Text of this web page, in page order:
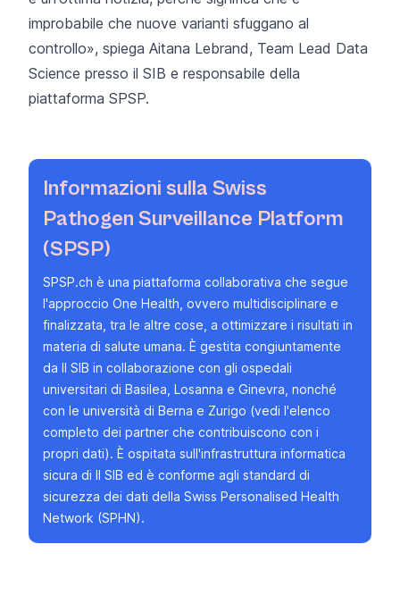
Informazioni sulla Swiss
Pathogen Surveillance Platform
(SPSP)
SPSP.ch è una piattaforma collaborativa che segue
l'approccio One Health , ovvero multidisciplinare e
finalizzata, tra le altre cose, a ottimizzare i risultati in
materia di salute umana. È gestita congiuntamente
da Il SIB in collaborazione con gli ospedali
universitari di Basilea, Losanna e Ginevra, nonché
con le università di Berna e Zurigo (vedi l'elenco
completo dei partner che contribuiscono con i
propri dati). È ospitata sull'infrastruttura informatica
sicura di Il SIB ed è conforme agli standard di
sicurezza dei dati della Swiss Personalised Health
Network (SPHN).
improbabile che nuove varianti sfuggano al
controllo», spiega Aitana Lebrand, Team Lead Data
Science presso il SIB e responsabile della
piattaforma SPSP.